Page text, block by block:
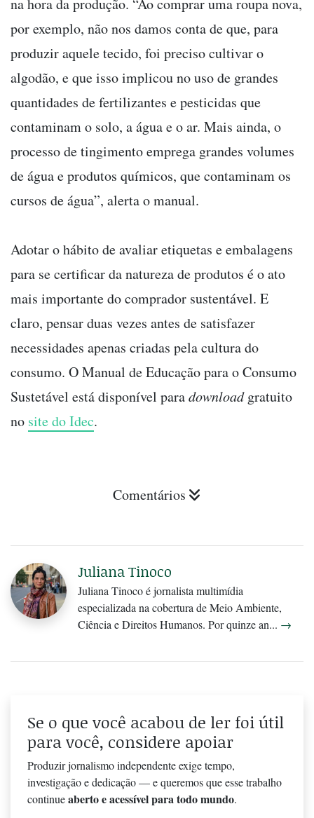
na hora da produção. “Ao comprar uma roupa nova,
por exemplo, não nos damos conta de que, para
produzir aquele tecido, foi preciso cultivar o
algodão, e que isso implicou no uso de grandes
quantidades de fertilizantes e pesticidas que
contaminam o solo, a água e o ar. Mais ainda, o
processo de tingimento emprega grandes volumes
de água e produtos químicos, que contaminam os
cursos de água”, alerta o manual.
Adotar o hábito de avaliar etiquetas e embalagens
para se certificar da natureza de produtos é o ato
mais importante do comprador sustentável. E
claro, pensar duas vezes antes de satisfazer
necessidades apenas criadas pela cultura do
consumo. O Manual de Educação para o Consumo
Sustetável está disponível paradownloadgratuito
no site do Idec.
Comentários
Juliana Tinoco
Juliana Tinoco é jornalista multimídia
especializada na cobertura de Meio Ambiente,
Ciência e Direitos Humanos. Por quinze an... →
Se o que você acabou de ler foi útil
para você, considere apoiar
Produzir jornalismo independente exige tempo,
investigação e dedicação — e queremos que esse trabalho
continueaberto e acessível para todo mundo.